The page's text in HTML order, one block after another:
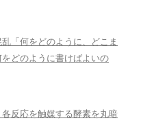
「何をどのように、どこま
どのように書けばよいの
反応を触媒する酵素を丸暗